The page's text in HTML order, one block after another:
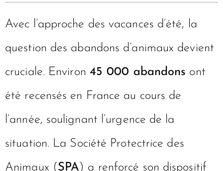
Avec l’approche des vacances d’été, la
question des abandons d’animaux devient
cruciale. Environ 45 000 abandons ont
été recensés en France au cours de
l’année, soulignant l’urgence de la
situation. La Société Protectrice des
Animaux ( SPA ) a renforcé son dispositif